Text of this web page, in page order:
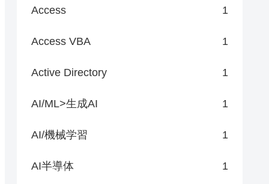
Access 1
Access VBA 1
Active Directory 1
AI/ML>生成AI 1
AI/機械学習 1
AI半導体 1